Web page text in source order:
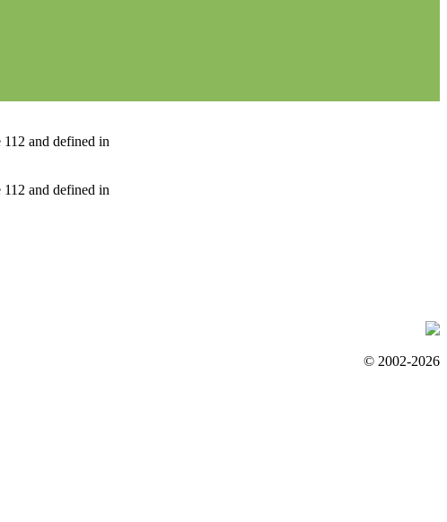
and defined in
and defined in
© 2002-2026